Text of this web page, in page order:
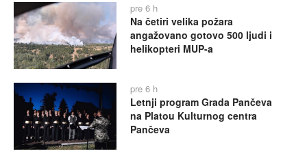
pre 6 h
Na četiri velika požara
angažovano gotovo 500 ljudi i
helikopteri MUP-a
pre 6 h
Letnji program Grada Pančeva
na Platou Kulturnog centra
Pančeva